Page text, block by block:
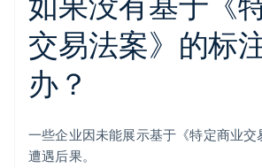
交易法案》的标
办？
一些企业因未能展示基于《特定商业
遭遇后果。